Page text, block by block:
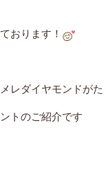
おります！
レダイヤモンドがた
トのご紹介です